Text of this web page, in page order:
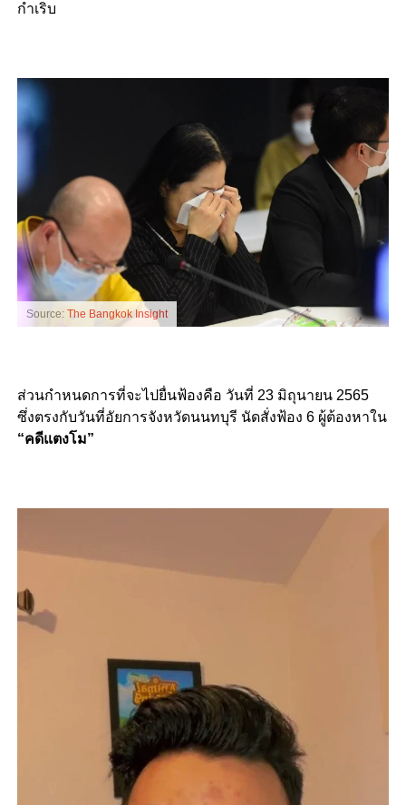
กำเริบ
Source: The Bangkok Insight
ส่วนกำหนดการที่จะไปยื่นฟ้องคือ วันที่ 23 มิถุนายน 2565
ซึ่งตรงกับวันที่อัยการจังหวัดนนทบุรี นัดสั่งฟ้อง 6 ผู้ต้องหาใน
“คดีแตงโม”